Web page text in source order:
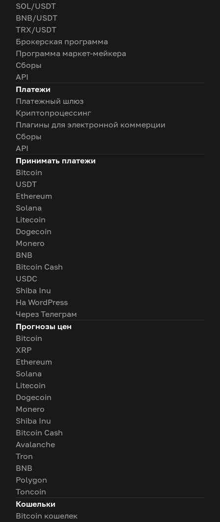
SOL/USDT
BNB/USDT
TRX/USDT
Брокерская программа
Программа маркет-мейкера
Сборы
API
Платежи
Платежный шлюз
Криптопроцессинг
Плагины для электронной коммерции
Сборы
API
Принимать платежи
Bitcoin
USDT
Ethereum
Solana
Litecoin
Dogecoin
Monero
BNB
Bitcoin Cash
USDC
Shiba Inu
На WordPress
Через Телеграм
Прогнозы цен
Bitcoin
XRP
Ethereum
Solana
Litecoin
Dogecoin
Monero
Shiba Inu
Bitcoin Cash
Avalanche
Tron
BNB
Polygon
Toncoin
Кошельки
Bitcoin кошелек